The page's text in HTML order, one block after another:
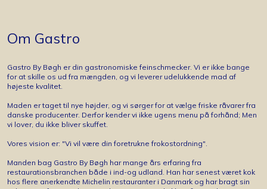
Om Gastro
Gastro By Bøgh er din gastronomiske feinschmecker. Vi er ikke bange
for at skille os ud fra mængden, og vi leverer udelukkende mad af
højeste kvalitet.
Maden er taget til nye højder, og vi sørger for at vælge friske råvarer fra
danske producenter. Derfor kender vi ikke ugens menu på forhånd; Men
vi lover, du ikke bliver skuffet.
Vores vision er: "Vi vil være din foretrukne frokostordning".
Manden bag Gastro By Bøgh har mange års erfaring fra
restaurationsbranchen både i ind-og udland. Han har senest været kok
hos flere anerkendte Michelin restauranter i Danmark og har bragt sin